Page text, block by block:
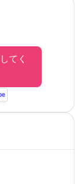
てく